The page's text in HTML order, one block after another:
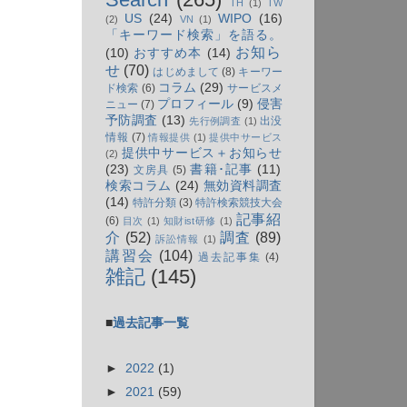
TH (1)
TW
(2)
US (24) VN (1) WIPO (16)
「キーワード検索」を語る。
(10) おすすめ本 (14) お知ら
せ (70) はじめまして (8) キーワー
ド検索 (6) コラム (29) サービスメ
ニュー (7) プロフィール (9) 侵害
予防調査 (13) 先行例調査 (1) 出没
情報 (7) 情報提供 (1) 提供中サービス
(2) 提供中サービス＋お知らせ
(23) 文房具 (5) 書籍･記事 (11)
検索コラム (24) 無効資料調査
(14) 特許分類 (3) 特許検索競技大会
(6) 目次 (1) 知財ist研修 (1) 記事紹
介 (52) 訴訟情報 (1) 調査 (89)
講習会 (104) 過去記事集 (4)
雑記 (145)
■過去記事一覧
► 2022 (1)
► 2021 (59)